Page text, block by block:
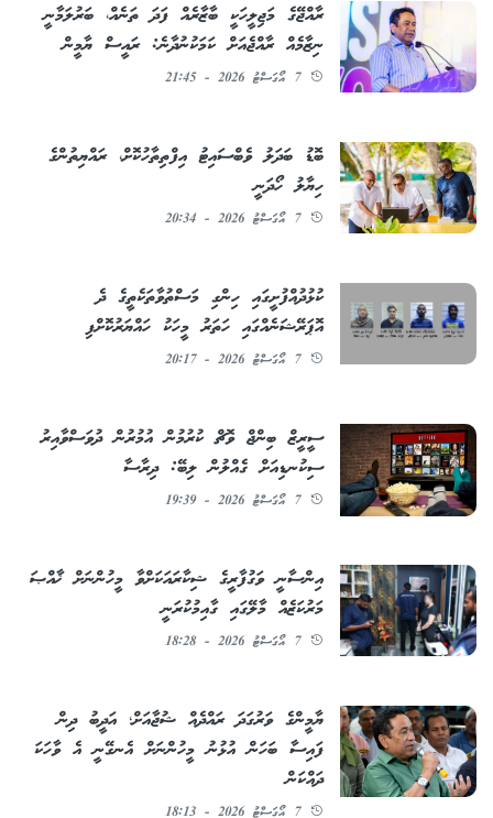
ރާއްޖޭގެ މަޖިލީހަކީ ބާޒާރެއް ފަދަ ތަނެއް، ބަރުލަމާނީ
ނިޒާމެއް ރާއްޖެއަށް ކަމަކުނުދާނެ: ރައީސް ޔާމީން
7 އޯގަސްޓު 2026 - 21:45
ބޮޑު ބަދަލު ވެބްސައިޓު އިފްތިތާހުކޮށް، ރައްޔިތުންގެ
ހިޔާލު ހޯދަނީ
7 އޯގަސްޓު 2026 - 20:34
ކުޅުދުއްފުށީގައި ހިންގި މަސްތުވާތަކެތީގެ ދެ
އޮޕަރޭޝަނެއްގައި ހަތަރު މީހަކު ހައްޔަރުކޮށްފި
7 އޯގަސްޓު 2026 - 20:17
ސީރީޒް ބިންޖް ވޮޗް ކުރުމުން އުމުރުން ދުވަސްވާއިރު
ސިކުނޑިއަށް ގެއްލުން ލިބޭ: ދިރާސާ
7 އޯގަސްޓު 2026 - 19:39
އިންސާނީ ވަގުފާރީގެ ޝިކާރައަކަށްވާ މީހުންނަށް ޚާއްޞަ
މަރުކަޒެއް މާލޭގައި ގާއިމުކުރަނީ
7 އޯގަސްޓު 2026 - 18:28
ޔާމީންގެ ވަރުގަދަ ރައްދެއް ޝުޖާއަށް؛ އަދީބު ދިން
ފައިސާ ބަހަން އުޅުނު މީހުންނަށް އެނގޭނީ އެ ވާހަކަ
ދައްކަން
7 އޯގަސްޓު 2026 - 18:13